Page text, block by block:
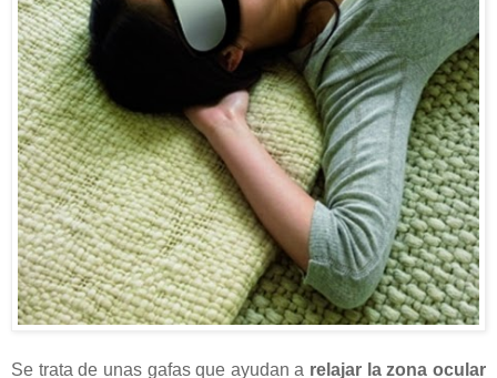
Se trata de unas gafas que ayudan a relajar la zona ocular